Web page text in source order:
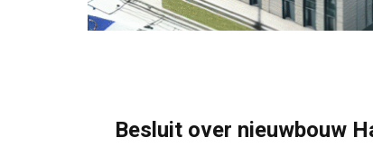
Besluit over nieuwbouw